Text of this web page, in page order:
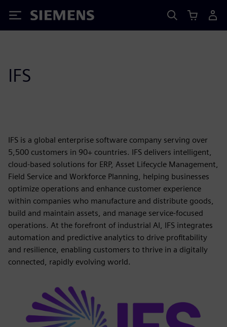
Siemens
IFS
IFS is a global enterprise software company serving over
5,500 customers in 90+ countries. IFS delivers intelligent,
cloud-based solutions for ERP, Asset Lifecycle Management,
Field Service and Workforce Planning, helping businesses
optimize operations and enhance customer experience
within companies who manufacture and distribute goods,
build and maintain assets, and manage service-focused
operations. At the forefront of industrial AI, IFS integrates
automation and predictive analytics to drive profitability
and resilience, enabling customers to thrive in a digitally
connected, rapidly evolving world.